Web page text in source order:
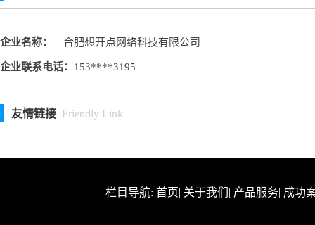
企业名称： 合肥想开点网络科技有限公司
企业联系电话： 153****3195
友情链接 Friendly Link
栏目导航: 首页| 关于我们 | 产品服务| 成功